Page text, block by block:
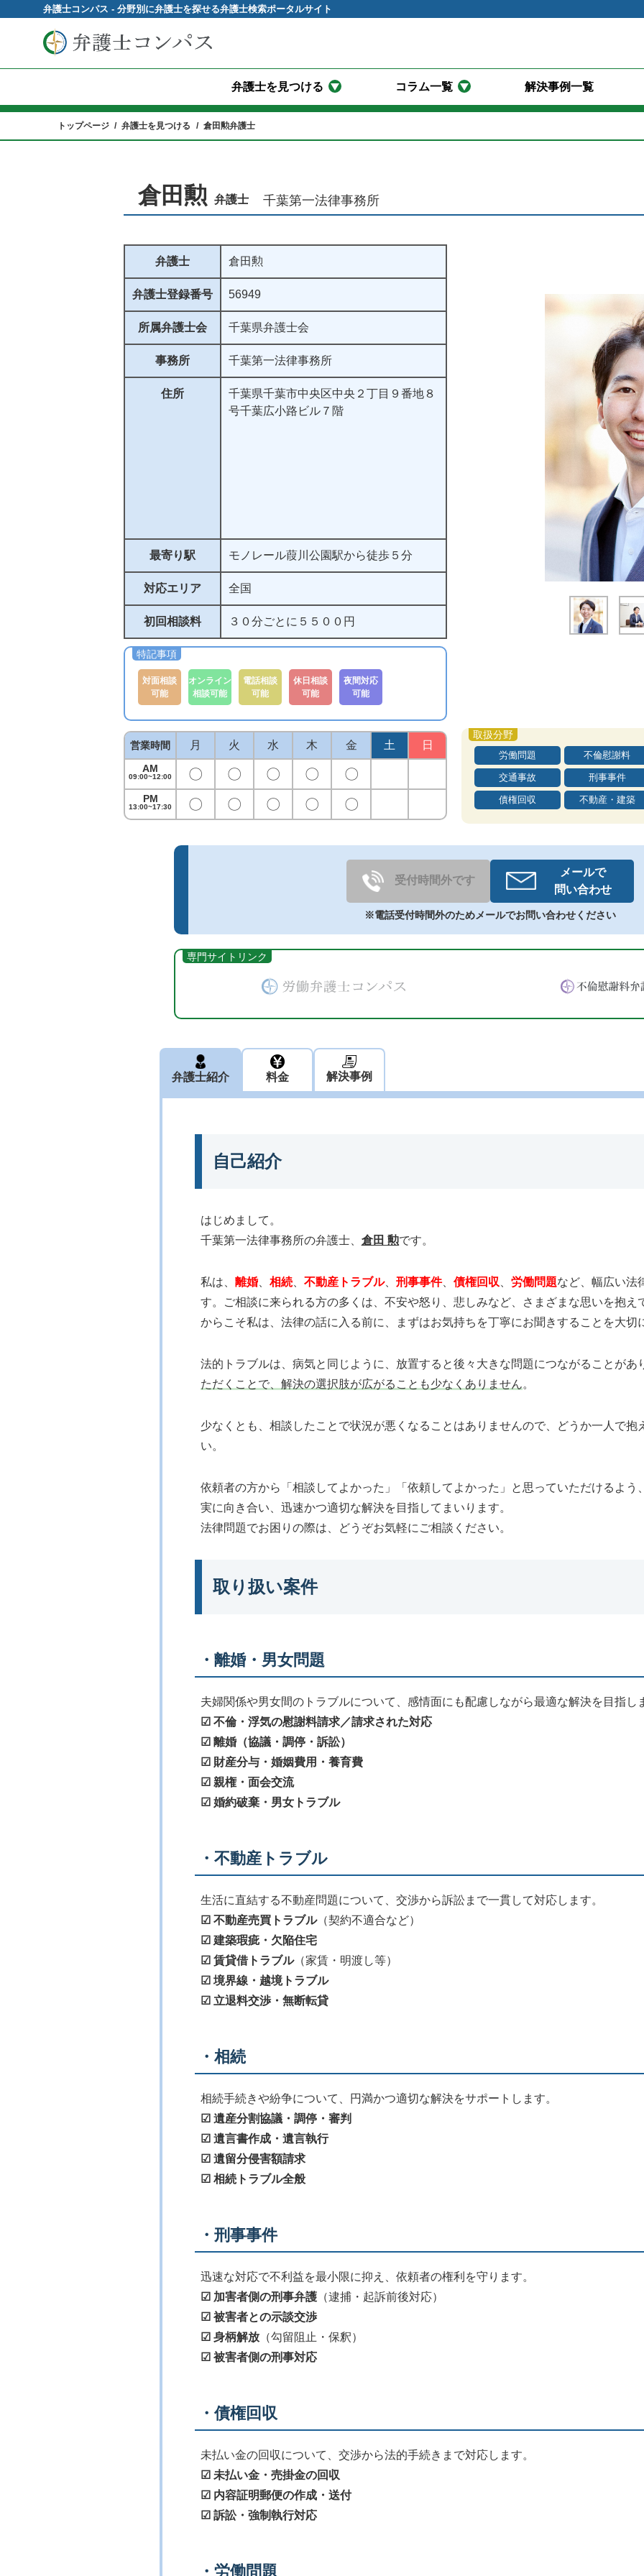
弁護士コンパス - 分野別に弁護士を探せる弁護士検索ポータルサイト
弁護士を見つける コラム一覧 解決事例一覧
トップページ 弁護士を見つける 倉田勲弁護士
倉田勲 弁護士 千葉第一法律事務所
弁護士 倉田勲
弁護士登録番号 56949
所属弁護士会 千葉県弁護士会
事務所 千葉第一法律事務所
住所
千葉県千葉市中央区中央２丁目９番地８
号千葉広小路ビル７階
最寄り駅 モノレール葭川公園駅から徒歩５分
対応エリア 全国
初回相談料 ３０分ごとに５５００円
対面相談
可能
オンライン
相談可能
電話相談
可能
休日相談
可能
夜間対応
可能
営業時間 月 火 水 木 金 土 日
AM
09:00~12:00 〇 〇 〇 〇 〇
PM
13:00~17:30 〇 〇 〇 〇 〇
労働問題 不倫慰謝料
交通事故 刑事事件
債権回収 不動産・建築
受付時間外です
メールで
問い合わせ
※電話受付時間外のためメールでお問い合わせください
弁護士紹介 料金 解決事例
自己紹介
はじめまして。
千葉第一法律事務所の弁護士、 倉田 勲です。
私は、 離婚、 相続、 不動産トラブル、 刑事事件、 債権回収 労働問題など、幅広い法
す。ご相談に来られる方の多くは、不安や怒り、悲しみなど、さまざまな思いを抱え
からこそ私は、法律の話に入る前に、まずはお気持ちを丁寧にお聞きすることを大切
法的トラブルは、病気と同じように、放置すると後々大きな問題につながることがあ
ただくことで、解決の選択肢が広がることも少なくありません。
少なくとも、相談したことで状況が悪くなることはありませんので、どうか一人で抱
い。
依頼者の方から「相談してよかった」「依頼してよかった」と思っていただけるよう
実に向き合い、迅速かつ適切な解決を目指してまいります。
法律問題でお困りの際は、どうぞお気軽にご相談ください。
取り扱い案件
・離婚・男女問題
夫婦関係や男女間のトラブルについて、感情面にも配慮しながら最適な解決を目指し
☑ 不倫・浮気の慰謝料請求／請求された対応
☑ 離婚（協議・調停・訴訟）
☑ 財産分与・婚姻費用・養育費
☑ 親権・面会交流
☑ 婚約破棄・男女トラブル
・不動産トラブル
生活に直結する不動産問題について、交渉から訴訟まで一貫して対応します。
☑ 不動産売買トラブル（契約不適合など）
☑ 建築瑕疵・欠陥住宅
☑ 賃貸借トラブル（家賃・明渡し等）
☑ 境界線・越境トラブル
☑ 立退料交渉・無断転貸
・相続
相続手続きや紛争について、円満かつ適切な解決をサポートします。
☑ 遺産分割協議・調停・審判
☑ 遺言書作成・遺言執行
☑ 遺留分侵害額請求
☑ 相続トラブル全般
・刑事事件
迅速な対応で不利益を最小限に抑え、依頼者の権利を守ります。
☑ 加害者側の刑事弁護（逮捕・起訴前後対応）
☑ 被害者との示談交渉
☑ 身柄解放（勾留阻止・保釈）
☑ 被害者側の刑事対応
・債権回収
未払い金の回収について、交渉から法的手続きまで対応します。
☑ 未払い金・売掛金の回収
☑ 内容証明郵便の作成・送付
☑ 訴訟・強制執行対応
・労働問題